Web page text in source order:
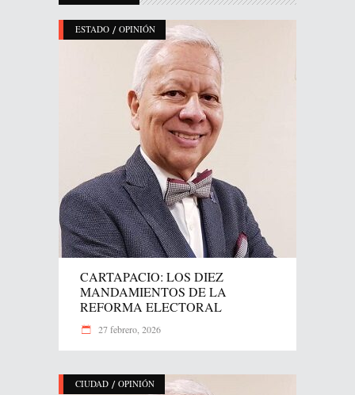
ESTADO / OPINIÓN
CARTAPACIO: LOS DIEZ
MANDAMIENTOS DE LA
REFORMA ELECTORAL
27 febrero, 2026
CIUDAD / OPINIÓN